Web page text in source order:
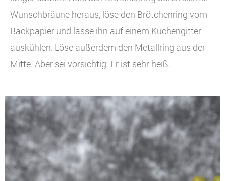
Wunschbräune heraus, löse den Brötchenring vom
Backpapier und lasse ihn auf einem Kuchengitter
auskühlen. Löse außerdem den Metallring aus der
Mitte. Aber sei vorsichtig: Er ist sehr heiß.